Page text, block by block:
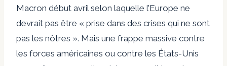
Macron début avril selon laquelle l’Europe ne
devrait pas être « prise dans des crises qui ne sont
pas les nôtres ». Mais une frappe massive contre
les forces américaines ou contre les États-Unis